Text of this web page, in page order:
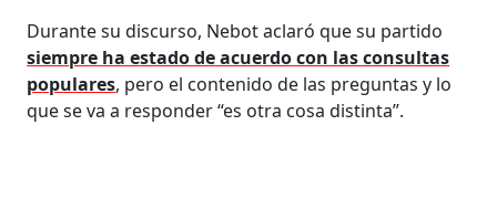
Durante su discurso, Nebot aclaró que su partido
siempre ha estado de acuerdo con las consultas
populares, pero el contenido de las preguntas y lo
que se va a responder “es otra cosa distinta”.